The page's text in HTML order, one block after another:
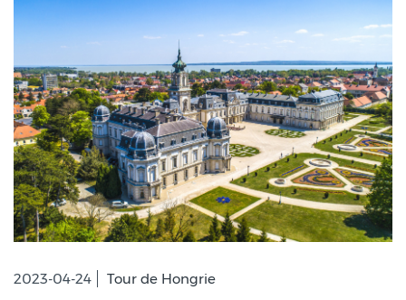
2023-04-24 Tour de Hongrie